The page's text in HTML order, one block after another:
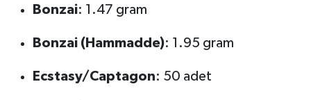
Bonzai: 1.47 gram
Bonzai (Hammadde): 1.95 gram
Ecstasy/Captagon: 50 adet